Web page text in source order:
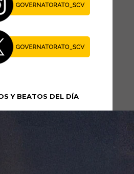
…
para
Forum
Y BEATOS DEL DÍA